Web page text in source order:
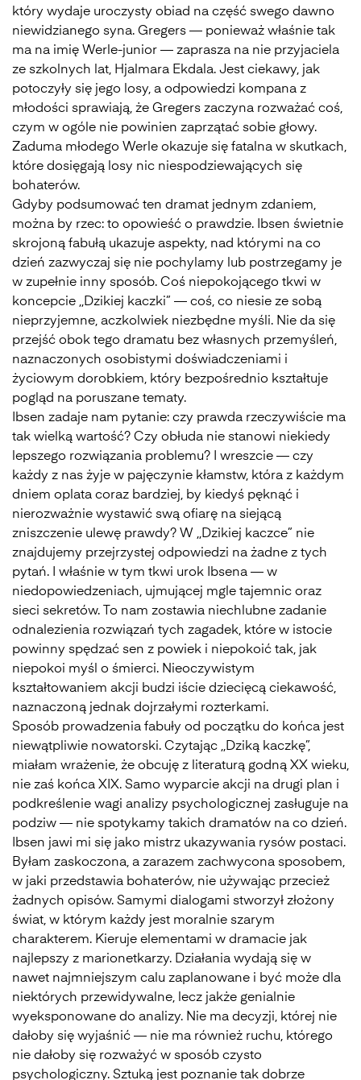
który wydaje uroczysty obiad na część swego dawno
niewidzianego syna. Gregers — ponieważ właśnie tak
ma na imię Werle-junior — zaprasza na nie przyjaciela
ze szkolnych lat, Hjalmara Ekdala. Jest ciekawy, jak
potoczyły się jego losy, a odpowiedzi kompana z
młodości sprawiają, że Gregers zaczyna rozważać coś,
czym w ogóle nie powinien zaprzątać sobie głowy.
Zaduma młodego Werle okazuje się fatalna w skutkach,
które dosięgają losy nic niespodziewających się
bohaterów.
Gdyby podsumować ten dramat jednym zdaniem,
można by rzec: to opowieść o prawdzie. Ibsen świetnie
skrojoną fabułą ukazuje aspekty, nad którymi na co
dzień zazwyczaj się nie pochylamy lub postrzegamy je
w zupełnie inny sposób. Coś niepokojącego tkwi w
koncepcie ,,Dzikiej kaczki” — coś, co niesie ze sobą
nieprzyjemne, aczkolwiek niezbędne myśli. Nie da się
przejść obok tego dramatu bez własnych przemyśleń,
naznaczonych osobistymi doświadczeniami i
życiowym dorobkiem, który bezpośrednio kształtuje
pogląd na poruszane tematy.
Ibsen zadaje nam pytanie: czy prawda rzeczywiście ma
tak wielką wartość? Czy obłuda nie stanowi niekiedy
lepszego rozwiązania problemu? I wreszcie — czy
każdy z nas żyje w pajęczynie kłamstw, która z każdym
dniem oplata coraz bardziej, by kiedyś pęknąć i
nierozważnie wystawić swą ofiarę na siejącą
zniszczenie ulewę prawdy? W ,,Dzikiej kaczce” nie
znajdujemy przejrzystej odpowiedzi na żadne z tych
pytań. I właśnie w tym tkwi urok Ibsena — w
niedopowiedzeniach, ujmującej mgle tajemnic oraz
sieci sekretów. To nam zostawia niechlubne zadanie
odnalezienia rozwiązań tych zagadek, które w istocie
powinny spędzać sen z powiek i niepokoić tak, jak
niepokoi myśl o śmierci. Nieoczywistym
kształtowaniem akcji budzi iście dziecięcą ciekawość,
naznaczoną jednak dojrzałymi rozterkami.
Sposób prowadzenia fabuły od początku do końca jest
niewątpliwie nowatorski. Czytając ,,Dziką kaczkę”,
miałam wrażenie, że obcuję z literaturą godną XX wieku,
nie zaś końca XIX. Samo wyparcie akcji na drugi plan i
podkreślenie wagi analizy psychologicznej zasługuje na
podziw — nie spotykamy takich dramatów na co dzień.
Ibsen jawi mi się jako mistrz ukazywania rysów postaci.
Byłam zaskoczona, a zarazem zachwycona sposobem,
w jaki przedstawia bohaterów, nie używając przecież
żadnych opisów. Samymi dialogami stworzył złożony
świat, w którym każdy jest moralnie szarym
charakterem. Kieruje elementami w dramacie jak
najlepszy z marionetkarzy. Działania wydają się w
nawet najmniejszym calu zaplanowane i być może dla
niektórych przewidywalne, lecz jakże genialnie
wyeksponowane do analizy. Nie ma decyzji, której nie
dałoby się wyjaśnić — nie ma również ruchu, którego
nie dałoby się rozważyć w sposób czysto
psychologiczny. Sztuką jest poznanie tak dobrze